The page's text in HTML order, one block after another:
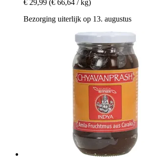
€ 29,99 (€ 66,64 / kg)
Bezorging uiterlijk op 13. augustus